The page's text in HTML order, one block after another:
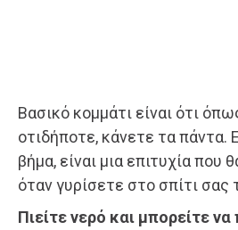
Βασικό κομμάτι είναι ότι
οτιδήποτε, κάνετε τα πάντα.
βήμα, είναι μια επιτυχία που
όταν γυρίσετε στο σπίτι σας
Πιείτε νερό και μπορείτε να